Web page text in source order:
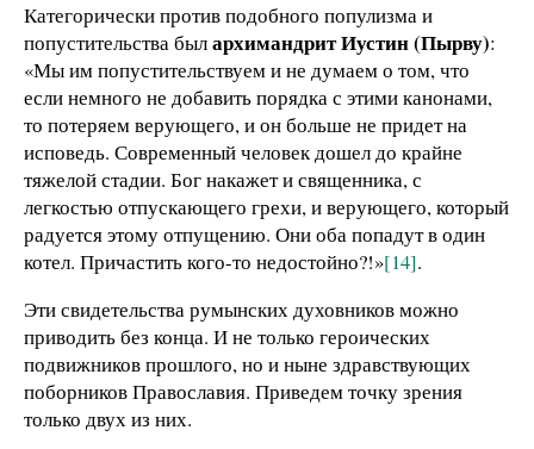
Категорически против подобного популизма и
попустительства былархимандрит Иустин (Пырву):
«Мы им попустительствуем и не думаем о том, что
если немного не добавить порядка с этими канонами,
то потеряем верующего, и он больше не придет на
исповедь. Современный человек дошел до крайне
тяжелой стадии. Бог накажет и священника, с
легкостью отпускающего грехи, и верующего, который
радуется этому отпущению. Они оба попадут в один
котел. Причастить кого-то недостойно?!»[14].
Эти свидетельства румынских духовников можно
приводить без конца. И не только героических
подвижников прошлого, но и ныне здравствующих
поборников Православия. Приведем точку зрения
только двух из них.